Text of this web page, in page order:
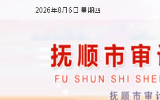
2026年8月6日 星期四